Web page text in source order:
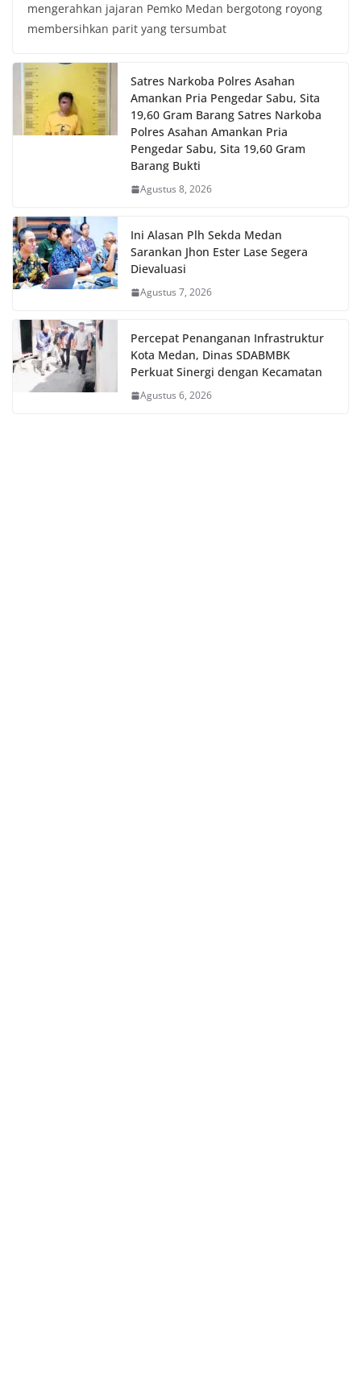
mengerahkan jajaran Pemko Medan bergotong royong
membersihkan parit yang tersumbat
Satres Narkoba Polres Asahan
Amankan Pria Pengedar Sabu, Sita
19,60 Gram Barang Satres Narkoba
Polres Asahan Amankan Pria
Pengedar Sabu, Sita 19,60 Gram
Barang Bukti
Agustus 8, 2026
Ini Alasan Plh Sekda Medan
Sarankan Jhon Ester Lase Segera
Dievaluasi
Agustus 7, 2026
Percepat Penanganan Infrastruktur
Kota Medan, Dinas SDABMBK
Perkuat Sinergi dengan Kecamatan
Agustus 6, 2026